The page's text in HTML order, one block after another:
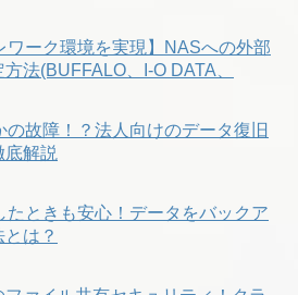
ワーク環境を実現】NASへの外部
法(BUFFALO、I-O DATA、
の故障！？法人向けのデータ復旧
底解説
たときも安心！データをバックア
は？